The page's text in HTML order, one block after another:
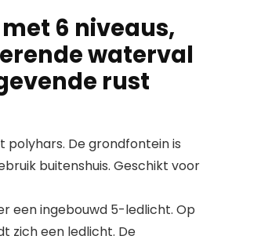
6 niveaus,
waterval
rust
polyhars. De grondfontein is
buitenshuis. Geschikt voor
een ingebouwd 5-ledlicht. Op
zich een ledlicht. De